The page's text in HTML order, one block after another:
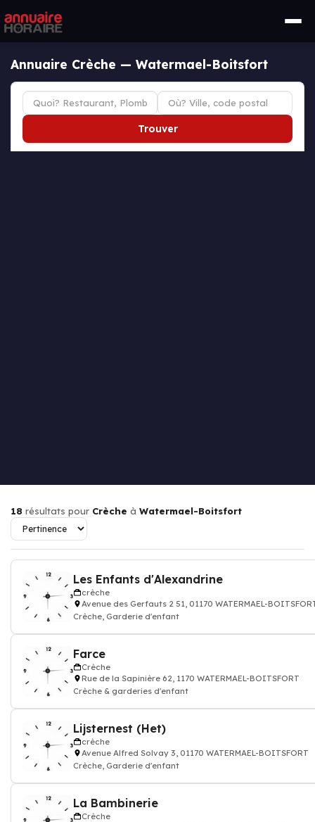
Annuaire Crèche — Watermael-Boitsfort
Trouver
18 résultats pour Crèche à Watermael-Boitsfort
Les Enfants d'Alexandrine
crèche
Avenue des Gerfauts 2 51, 01170 WATERMAEL-
Crèche, Garderie d'enfant
Farce
Crèche
Rue de la Sapinière 62, 1170 WATERMAEL-BOITSFORT
Crèche & garderies d'enfant
Lijsternest (Het)
crèche
Avenue Alfred Solvay 3, 01170 WATERMAEL-BOITSFORT
Crèche, Garderie d'enfant
La Bambinerie
Crèche